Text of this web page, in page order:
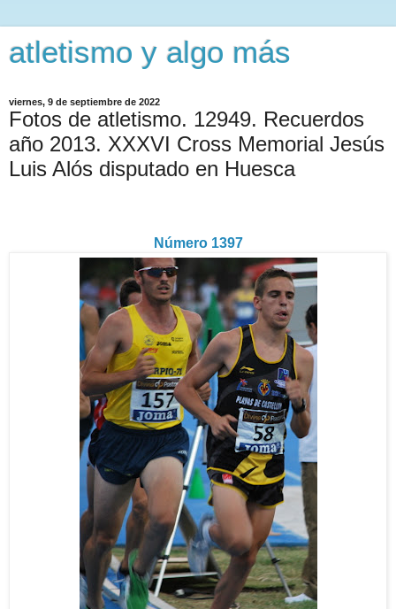
atletismo y algo más
viernes, 9 de septiembre de 2022
Fotos de atletismo. 12949. Recuerdos
año 2013. XXXVI Cross Memorial Jesús
Luis Alós disputado en Huesca
Número 1397